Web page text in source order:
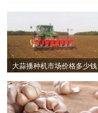
大蒜播种机市场价格多少钱